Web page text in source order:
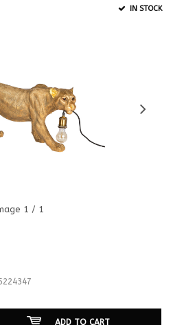
IN STOCK
1 / 1
ADD TO CART